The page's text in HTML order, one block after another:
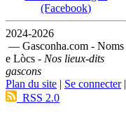
(Facebook)
2024-2026
— Gasconha.com - Noms
e Lòcs - Nos lieux-dits
gascons
Plan du site | Se connecter|
RSS 2.0